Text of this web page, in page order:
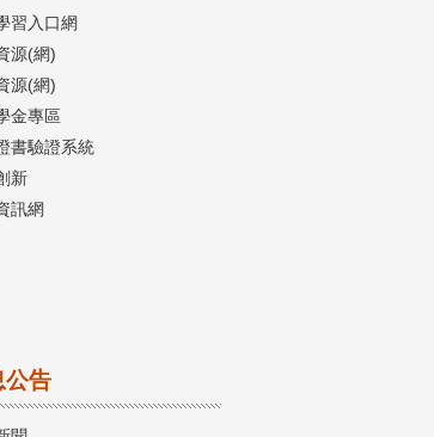
習入口網
源(網)
源(網)
金專區
書驗證系統
新
訊網
公告